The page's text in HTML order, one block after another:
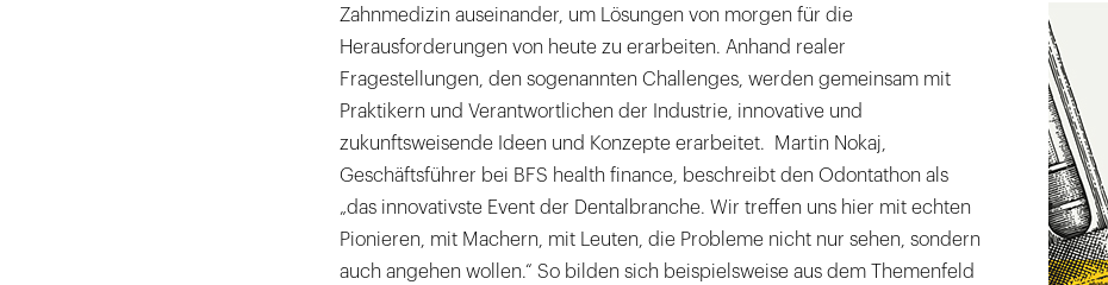
Zahnmedizin auseinander, um Lösungen von morgen für die
Herausforderungen von heute zu erarbeiten. Anhand realer
Fragestellungen, den sogenannten Challenges, werden gemeinsam mit
Praktikern und Verantwortlichen der Industrie, innovative und
zukunftsweisende Ideen und Konzepte erarbeitet. Martin Nokaj,
Geschäftsführer bei BFS health finance, beschreibt den Odontathon als
„das innovativste Event der Dentalbranche. Wir treffen uns hier mit echten
Pionieren, mit Machern, mit Leuten, die Probleme nicht nur sehen, sondern
auch angehen wollen.“ So bilden sich beispielsweise aus dem Themenfeld